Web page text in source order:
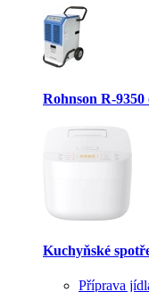
Rohnson R-
Kuchyňské
Příprava